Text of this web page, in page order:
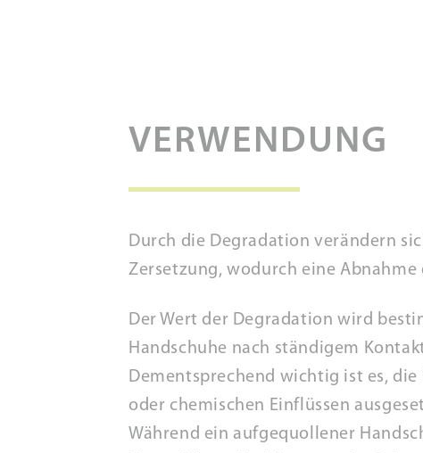
VERWENDUNG
Durch die Degradation verändern
Zersetzung, wodurch eine
Der Wert der Degradation wird
Handschuhe nach ständigem
Dementsprechend wichtig ist es,
oder chemischen Einflüssen
Während ein aufgequollener